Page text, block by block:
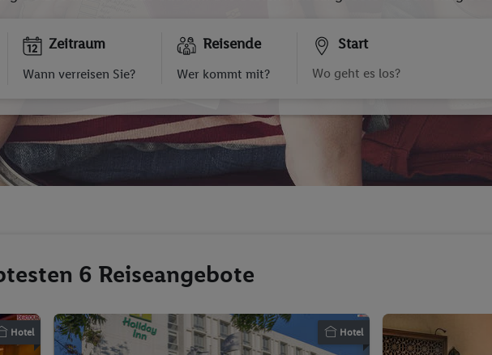
Zeitraum
Wann verreisen Sie?
Reisende
Wer kommt mit?
Start
6 Reiseangebote
Hotel Hotel